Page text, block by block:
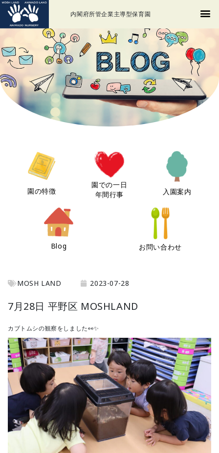
内閣府所管企業主導型保育園
園の特徴
園での一日
年間行事
入園案内
Blog お問い合わせ
MOSH LAND 2023-07-28
7月28日 平野区 MOSHLAND
カブトムシの観察をしました👀✨